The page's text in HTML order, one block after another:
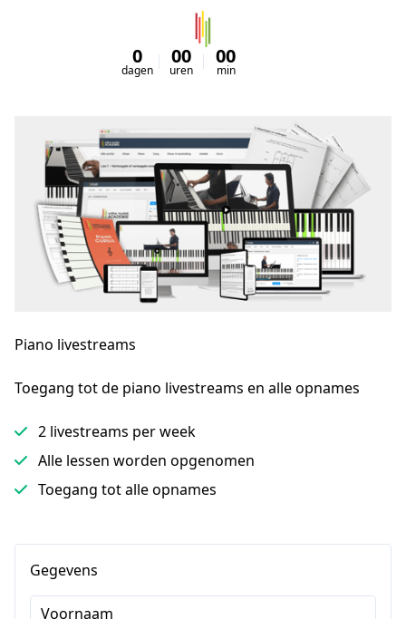
0
dagen
00
uren
00
min
Piano livestreams
Toegang tot de piano livestreams en alle opnames
2 livestreams per week
Alle lessen worden opgenomen
Toegang tot alle opnames
Gegevens
Voornaam